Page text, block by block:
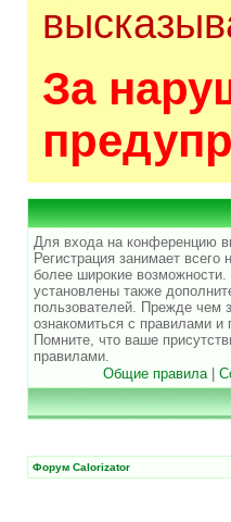
За
Для входа на конференцию
Регистрация занимает
более широкие
установлены также
пользователей. Прежде чем
ознакомиться с правилами
Помните, что ваше
правилами.
Общие правила|
Форум Calorizator